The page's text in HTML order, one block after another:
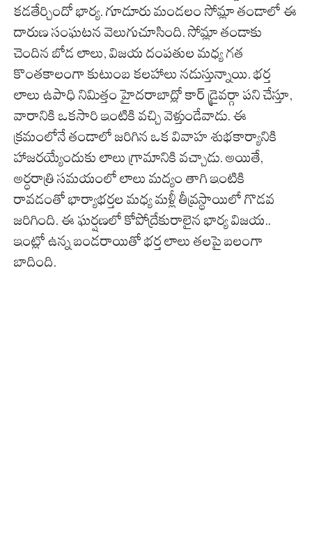
కడతేర్చిందో భార్య. గూడూరు మండలం సోమ్లా తండాలో ఈ
దారుణ సంఘటన వెలుగుచూసింది. సోమ్లా తండాకు
చెందిన బోడ లాలు, విజయ దంపతుల మధ్య గత
కొంతకాలంగా కుటుంబ కలహాలు నడుస్తున్నాయి. భర్త
లాలు ఉపాధి నిమిత్తం హైదరాబాద్లో కార్ డ్రైవర్గా పని చేస్తూ,
వారానికి ఒకసారి ఇంటికి వచ్చి వెళ్తుండేవాడు. ఈ
క్రమంలోనే తండాలో జరిగిన ఒక వివాహ శుభకార్యానికి
హాజరయ్యేందుకు లాలు గ్రామానికి వచ్చాడు. అయితే,
అర్ధరాత్రి సమయంలో లాలు మద్యం తాగి ఇంటికి
రావడంతో భార్యాభర్తల మధ్య మళ్లీ తీవ్రస్థాయిలో గొడవ
జరిగింది. ఈ ఘర్షణలో కోపోద్రేకురాలైన భార్య విజయ..
ఇంట్లో ఉన్న బండరాయితో భర్త లాలు తలపై బలంగా
బాదింది.